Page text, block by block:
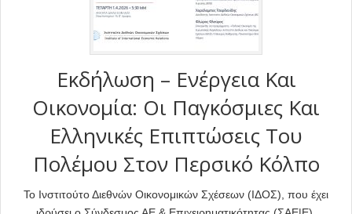
Εκδήλωση – Ενέργεια Και
Οικονομία: Οι Παγκόσμιες Και
Ελληνικές Επιπτώσεις Του
Πολέμου Στον Περσικό Κόλπο
Το Ινστιτούτο Διεθνών Οικονομικών Σχέσεων (ΙΔΟΣ), που έχει